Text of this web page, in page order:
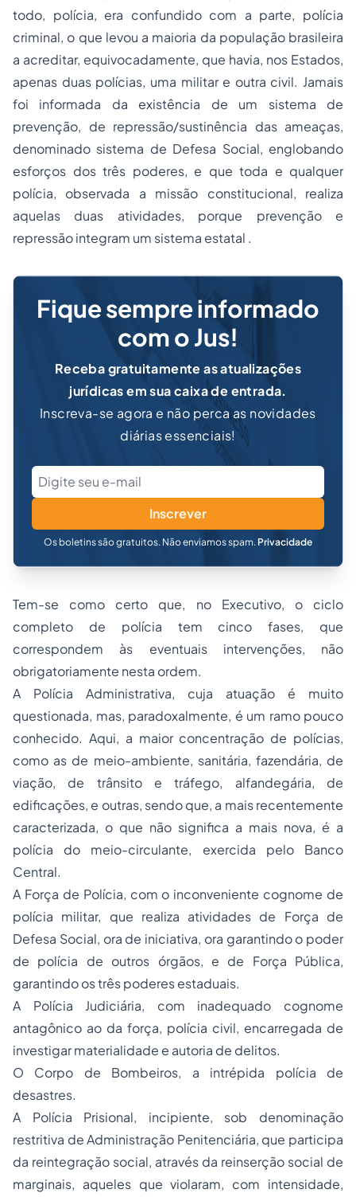
todo, polícia, era confundido com a parte, polícia
criminal, o que levou a maioria da população brasileira
a acreditar, equivocadamente, que havia, nos Estados,
apenas duas polícias, uma militar e outra civil. Jamais
foi informada da existência de um sistema de
prevenção, de repressão/sustinência das ameaças,
denominado sistema de Defesa Social, englobando
esforços dos três poderes, e que toda e qualquer
polícia, observada a missão constitucional, realiza
aquelas duas atividades, porque prevenção e
repressão integram um sistema estatal .
Fique sempre informado
com o Jus!
Receba gratuitamente as atualizações
jurídicas em sua caixa de entrada.
Inscreva-se agora e não perca as novidades
diárias essenciais!
Inscrever
Os boletins são gratuitos. Não enviamos spam. Privacidade
Tem-se como certo que, no Executivo, o ciclo
completo de polícia tem cinco fases, que
correspondem às eventuais intervenções, não
obrigatoriamente nesta ordem.
A Polícia Administrativa, cuja atuação é muito
questionada, mas, paradoxalmente, é um ramo pouco
conhecido. Aqui, a maior concentração de polícias,
como as de meio-ambiente, sanitária, fazendária, de
viação, de trânsito e tráfego, alfandegária, de
edificações, e outras, sendo que, a mais recentemente
caracterizada, o que não significa a mais nova, é a
polícia do meio-circulante, exercida pelo Banco
Central.
A Força de Polícia, com o inconveniente cognome de
polícia militar, que realiza atividades de Força de
Defesa Social, ora de iniciativa, ora garantindo o poder
de polícia de outros órgãos, e de Força Pública,
garantindo os três poderes estaduais.
A Polícia Judiciária, com inadequado cognome
antagônico ao da força, polícia civil, encarregada de
investigar materialidade e autoria de delitos.
O Corpo de Bombeiros, a intrépida polícia de
desastres.
A Polícia Prisional, incipiente, sob denominação
restritiva de Administração Penitenciária, que participa
da reintegração social, através da reinserção social de
marginais, aqueles que violaram, com intensidade,